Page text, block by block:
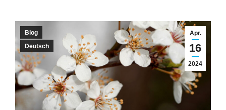
Apr.
16
2024
Blog
Deutsch